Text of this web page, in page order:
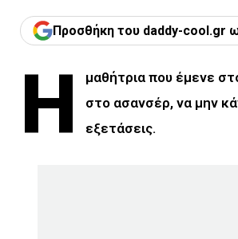
Προσθήκη του daddy-cool.gr
Η
μαθήτρια που έμενε
στο ασανσέρ, να μην
εξετάσεις.